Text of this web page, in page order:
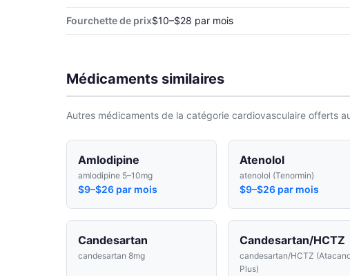
Fourchette de prix$10–$28 par mois
Médicaments similaires
Autres médicaments de la catégorie cardiovasculaire offerts
Amlodipine
amlodipine 5–10mg
$9–$26 par mois
Atenolol
atenolol (Tenormin)
$9–$26 par mois
Candesartan
candesartan 8mg
Candesartan/HCTZ
candesartan/HCTZ
Plus)